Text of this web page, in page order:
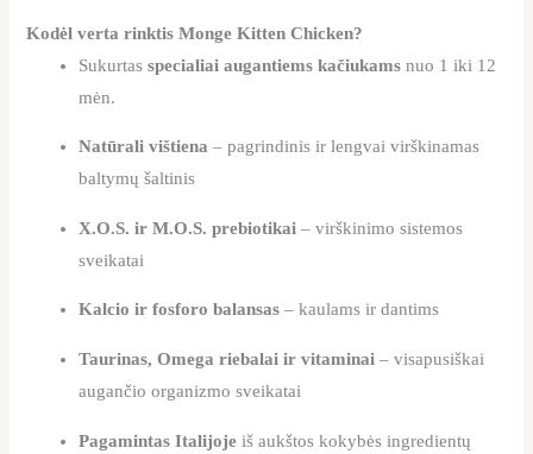
Kodėl verta rinktis Monge Kitten Chicken?
Sukurtasspecialiai augantiems kačiukams nuo 1 iki 12
mėn.
Natūrali vištiena – pagrindinis ir lengvai virškinamas
baltymų šaltinis
X.O.S. ir M.O.S. prebiotikai – virškinimo sistemos
sveikatai
Kalcio ir fosforo balansas – kaulams ir dantims
Taurinas, Omega riebalai ir vitaminai – visapusiškai
augančio organizmo sveikatai
Pagamintas Italijoje iš aukštos kokybės ingredientų